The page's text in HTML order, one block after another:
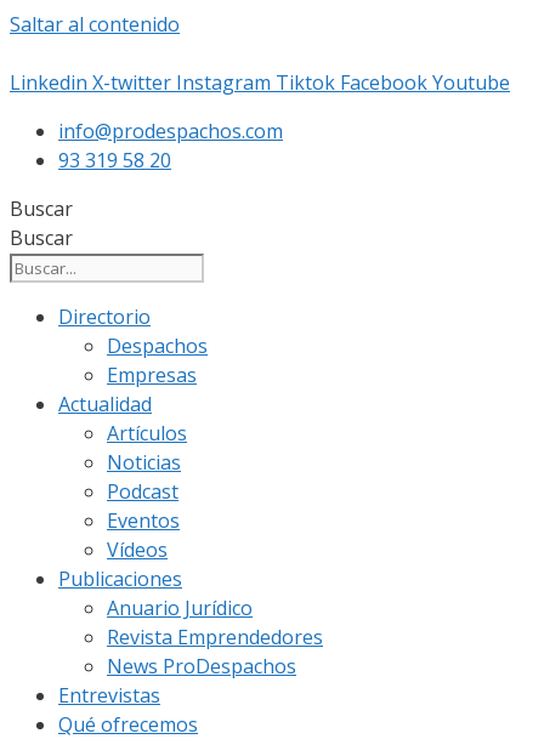
Saltar al contenido
Linkedin X-twitter Instagram Tiktok FacebookYoutube
info@prodespachos.com
93 319 58 20
Buscar
Buscar
Directorio
Despachos
Empresas
Actualidad
Artículos
Noticias
Podcast
Eventos
Vídeos
Publicaciones
Anuario Jurídico
Revista Emprendedores
News ProDespachos
Entrevistas
Qué ofrecemos